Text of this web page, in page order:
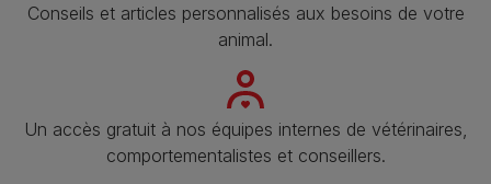
Conseils et articles personnalisés aux besoins de votre
animal​.
Un accès gratuit à nos équipes internes de vétérinaires,
comportementalistes et conseillers.